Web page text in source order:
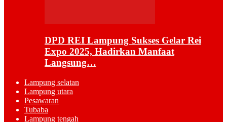
DPD REI Lampung Sukses Gelar Rei
Expo 2025, Hadirkan Manfaat
Langsung…
Lampung selatan
Lampung utara
Pesawaran
Tubaba
Lampung tengah